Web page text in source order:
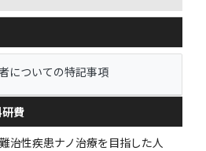
についての特記事項
費
難治性疾患ナノ治療を目指した人